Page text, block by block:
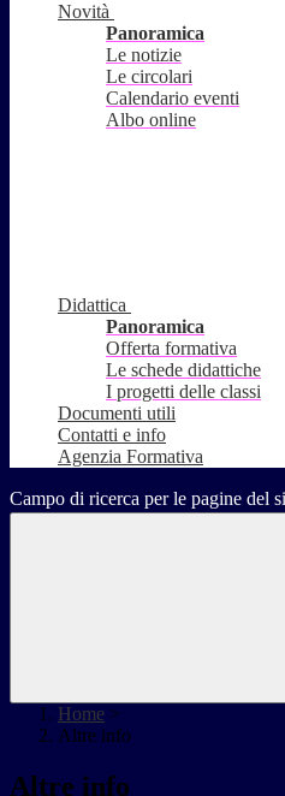
Novità
Panoramica
Le notizie
Le circolari
Calendario eventi
Albo online
Didattica
Panoramica
Offerta formativa
Le schede didattiche
I progetti delle classi
Documenti utili
Contatti e info
Agenzia Formativa
Campo di ricerca per le pagine del
Home >
Altre info
Altre info